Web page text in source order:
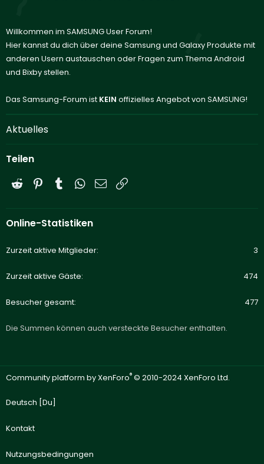
Willkommen im SAMSUNG User Forum!
Hier kannst du dich über deine Samsung und Galaxy Produkte mit
anderen Usern austauschen oder Fragen zum Thema Android
und Bixby stellen.
Das Samsung-Forum ist KEIN offizielles Angebot von SAMSUNG!
Aktuelles
Teilen
Reddit PinterestTumblrWhatsApp
E-Mail
Online-Statistiken
Zurzeit aktive Mitglieder 3
Zurzeit aktive Gäste 474
Besucher gesamt 477
Die Summen können auch versteckte Besucher enthalten.
Community platform by XenForo® © 2010-2024 XenForo Ltd.
Deutsch [Du]
Kontakt
Nutzungsbedingungen